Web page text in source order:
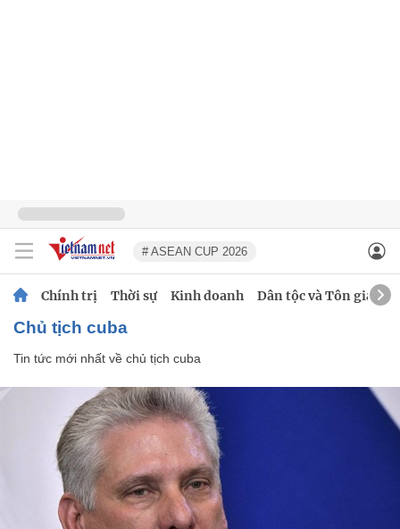
# ASEAN CUP 2026
Chính trị Thời sự Kinh doanh Dân tộc và Tôn giáo
chủ tịch cuba
Tin tức mới nhất về chủ tịch cuba